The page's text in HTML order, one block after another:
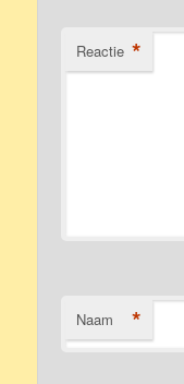
Reactie *
Naam *